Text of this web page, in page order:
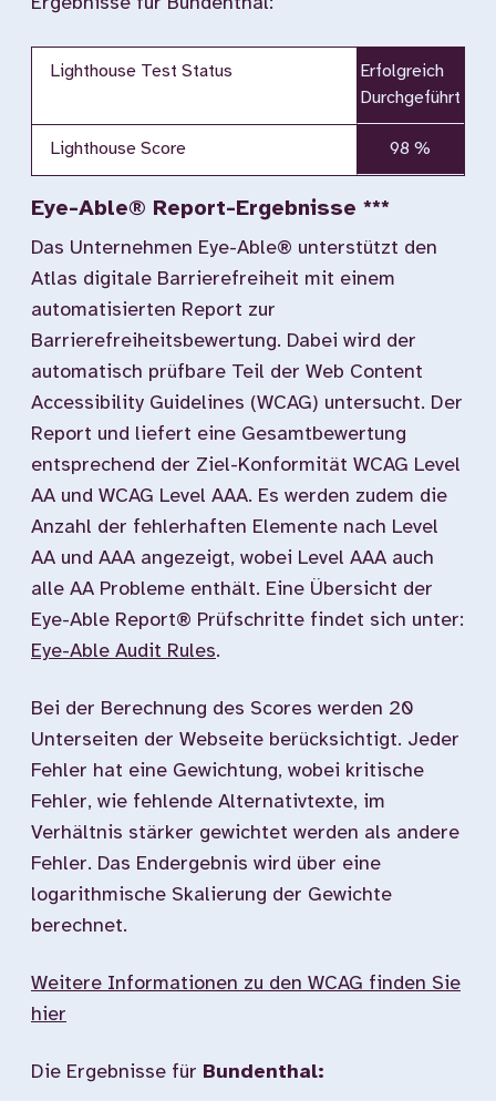
Lighthouse Test Status
Erfolgreich
Durchgeführt
Lighthouse Score 98 %
Eye-Able® Report-Ergebnisse ***
Das Unternehmen Eye-Able® unterstützt den
Atlas digitale Barrierefreiheit mit einem
automatisierten Report zur
Barrierefreiheitsbewertung. Dabei wird der
automatisch prüfbare Teil der Web Content
Accessibility Guidelines (WCAG) untersucht. Der
Report und liefert eine Gesamtbewertung
entsprechend der Ziel-Konformität WCAG Level
AA und WCAG Level AAA. Es werden zudem die
Anzahl der fehlerhaften Elemente nach Level
AA und AAA angezeigt, wobei Level AAA auch
alle AA Probleme enthält. Eine Übersicht der
Eye-Able Report® Prüfschritte findet sich unter:
Eye-Able Audit Rules.
Bei der Berechnung des Scores werden 20
Unterseiten der Webseite berücksichtigt. Jeder
Fehler hat eine Gewichtung, wobei kritische
Fehler, wie fehlende Alternativtexte, im
Verhältnis stärker gewichtet werden als andere
Fehler. Das Endergebnis wird über eine
logarithmische Skalierung der Gewichte
berechnet.
Weitere Informationen zu den WCAG finden Sie
hier
Die Ergebnisse für Bundenthal: